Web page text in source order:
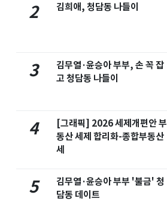
2 김희애, 청담동 나들이
3
김무열·윤승아 부부, 손 꼭 잡
고 청담동 나들이
4
[그래픽] 2026 세제개편안 부
동산 세제 합리화-종합부동산
세
5
김무열·윤승아 부부 '불금' 청
담동 데이트